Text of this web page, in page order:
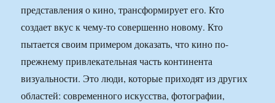
представления о кино, трансформирует его. Кто
создает вкус к чему-то совершенно новому. Кто
пытается своим примером доказать, что кино по-
прежнему привлекательная часть континента
визуальности. Это люди, которые приходят из других
областей: современного искусства, фотографии,